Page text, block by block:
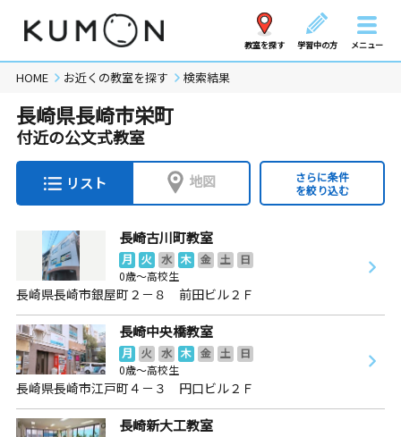
教室を探す 学習中の方 メニュー
HOME お近くの教室を探す 検索結果
長崎県長崎市栄町
付近の公文式教室
リスト 地図
さらに条件
を絞り込む
長崎古川町教室
月 火 水 木 金 土
日
0歳～高校生
長崎県長崎市銀屋町２－８ 前田ビル２Ｆ
長崎中央橋教室
月 火 水 木 金 土
日
0歳～高校生
長崎県長崎市江戸町４－３ 円口ビル２Ｆ
長崎新大工教室